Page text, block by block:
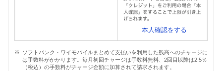
本人確認をする
ソフトバンク・ワイモバイルまとめて支払いを利用した残高へのチャージに
は手数料がかかります。毎月初回チャージは手数料無料、2回目以降は2.5％
（税込）の手数料がチャージ金額に加算されて請求されます。